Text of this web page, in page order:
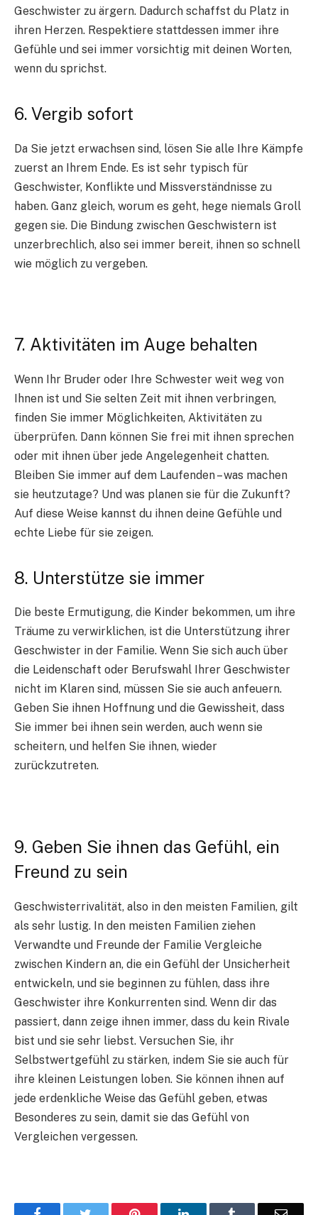
Geschwister zu ärgern. Dadurch schaffst du Platz in
ihren Herzen. Respektiere stattdessen immer ihre
Gefühle und sei immer vorsichtig mit deinen Worten,
wenn du sprichst.
6. Vergib sofort
Da Sie jetzt erwachsen sind, lösen Sie alle Ihre Kämpfe
zuerst an Ihrem Ende. Es ist sehr typisch für
Geschwister, Konflikte und Missverständnisse zu
haben. Ganz gleich, worum es geht, hege niemals Groll
gegen sie. Die Bindung zwischen Geschwistern ist
unzerbrechlich, also sei immer bereit, ihnen so schnell
wie möglich zu vergeben.
7. Aktivitäten im Auge behalten
Wenn Ihr Bruder oder Ihre Schwester weit weg von
Ihnen ist und Sie selten Zeit mit ihnen verbringen,
finden Sie immer Möglichkeiten, Aktivitäten zu
überprüfen. Dann können Sie frei mit ihnen sprechen
oder mit ihnen über jede Angelegenheit chatten.
Bleiben Sie immer auf dem Laufenden – was machen
sie heutzutage? Und was planen sie für die Zukunft?
Auf diese Weise kannst du ihnen deine Gefühle und
echte Liebe für sie zeigen.
8. Unterstütze sie immer
Die beste Ermutigung, die Kinder bekommen, um ihre
Träume zu verwirklichen, ist die Unterstützung ihrer
Geschwister in der Familie. Wenn Sie sich auch über
die Leidenschaft oder Berufswahl Ihrer Geschwister
nicht im Klaren sind, müssen Sie sie auch anfeuern.
Geben Sie ihnen Hoffnung und die Gewissheit, dass
Sie immer bei ihnen sein werden, auch wenn sie
scheitern, und helfen Sie ihnen, wieder
zurückzutreten.
9. Geben Sie ihnen das Gefühl, ein
Freund zu sein
Geschwisterrivalität, also in den meisten Familien, gilt
als sehr lustig. In den meisten Familien ziehen
Verwandte und Freunde der Familie Vergleiche
zwischen Kindern an, die ein Gefühl der Unsicherheit
entwickeln, und sie beginnen zu fühlen, dass ihre
Geschwister ihre Konkurrenten sind. Wenn dir das
passiert, dann zeige ihnen immer, dass du kein Rivale
bist und sie sehr liebst. Versuchen Sie, ihr
Selbstwertgefühl zu stärken, indem Sie sie auch für
ihre kleinen Leistungen loben. Sie können ihnen auf
jede erdenkliche Weise das Gefühl geben, etwas
Besonderes zu sein, damit sie das Gefühl von
Vergleichen vergessen.